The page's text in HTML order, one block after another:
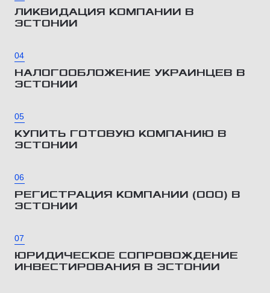
ЛИКВИДАЦИЯ КОМПАНИИ В
ЭСТОНИИ
04
НАЛОГООБЛОЖЕНИЕ УКРАИНЦЕВ В
ЭСТОНИИ
05
КУПИТЬ ГОТОВУЮ КОМПАНИЮ В
ЭСТОНИИ
06
РЕГИСТРАЦИЯ КОМПАНИИ (ООО) В
ЭСТОНИИ
07
ЮРИДИЧЕСКОЕ СОПРОВОЖДЕНИЕ
ИНВЕСТИРОВАНИЯ В ЭСТОНИИ